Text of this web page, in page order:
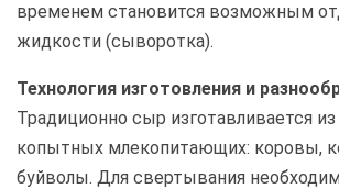
временем становится возможным
жидкости (сыворотка).
Технология изготовления и
Традиционно сыр изготавливается
копытных млекопитающих: коровы,
буйволы. Для свертывания